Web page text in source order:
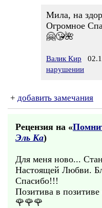
Мила, на
Огромное
🤗😘🌺
Валик Кир
нарушении
+ добавить замечания
Рецензия на «
Эль Ка)
Для меня ново...
Настоящей Любви.
Спасибо!!!
Позитива в
🌹🌹🌹